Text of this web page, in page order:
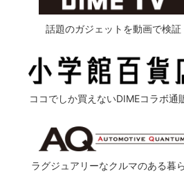
話題のガジェットを動画で検証
ココでしか買えないDIMEコラボ通
ラグジュアリーなクルマのある暮